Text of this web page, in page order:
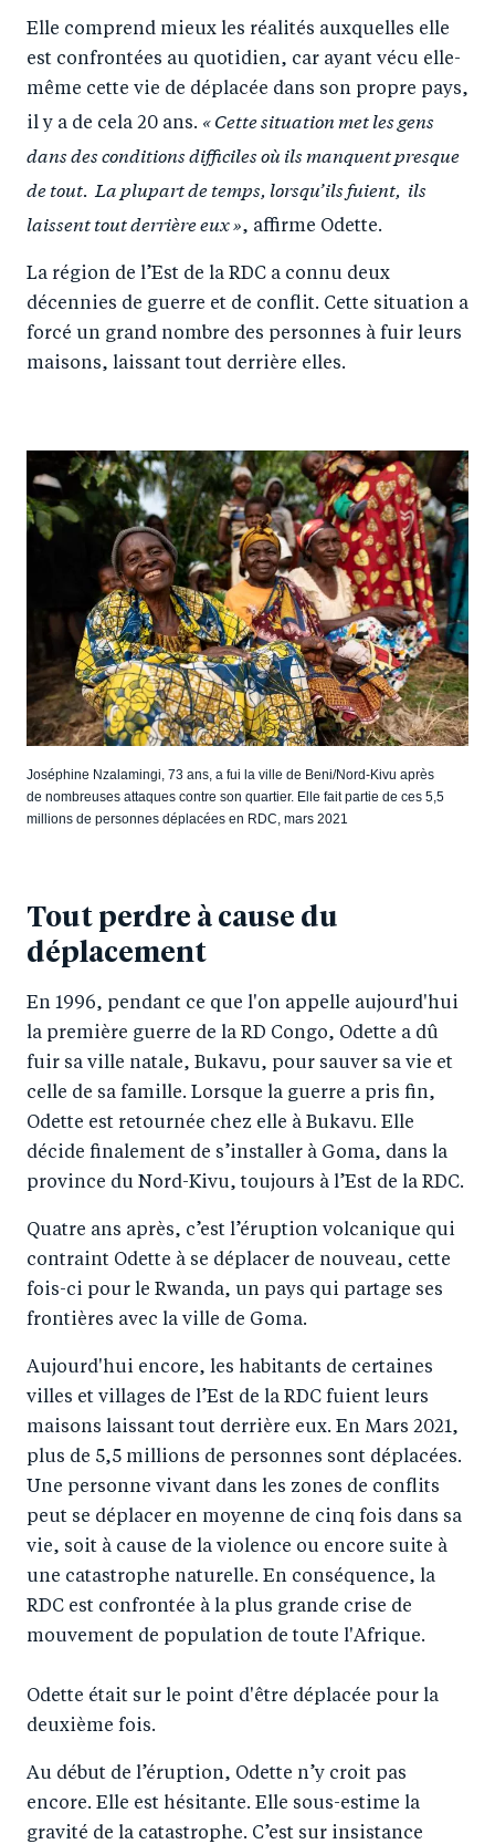
Elle comprend mieux les réalités auxquelles elle
est confrontées au quotidien, car ayant vécu elle-
même cette vie de déplacée dans son propre pays,
il y a de cela 20 ans. « Cette situation met les gens
dans des conditions difficiles où ils manquent presque
de tout. La plupart de temps, lorsqu’ils fuient, ils
laissent tout derrière eux », affirme Odette.
La région de l’Est de la RDC a connu deux
décennies de guerre et de conflit. Cette situation a
forcé un grand nombre des personnes à fuir leurs
maisons, laissant tout derrière elles.
Joséphine Nzalamingi, 73 ans, a fui la ville de Beni/Nord-Kivu après
de nombreuses attaques contre son quartier. Elle fait partie de ces 5,5
millions de personnes déplacées en RDC, mars 2021
Tout perdre à cause du
déplacement
En 1996, pendant ce que l'on appelle aujourd'hui
la première guerre de la RD Congo, Odette a dû
fuir sa ville natale, Bukavu, pour sauver sa vie et
celle de sa famille. Lorsque la guerre a pris fin,
Odette est retournée chez elle à Bukavu. Elle
décide finalement de s’installer à Goma, dans la
province du Nord-Kivu, toujours à l’Est de la RDC.
Quatre ans après, c’est l’éruption volcanique qui
contraint Odette à se déplacer de nouveau, cette
fois-ci pour le Rwanda, un pays qui partage ses
frontières avec la ville de Goma.
Aujourd'hui encore, les habitants de certaines
villes et villages de l’Est de la RDC fuient leurs
maisons laissant tout derrière eux. En Mars 2021,
plus de 5,5 millions de personnes sont déplacées.
Une personne vivant dans les zones de conflits
peut se déplacer en moyenne de cinq fois dans sa
vie, soit à cause de la violence ou encore suite à
une catastrophe naturelle. En conséquence, la
RDC est confrontée à la plus grande crise de
mouvement de population de toute l'Afrique.
Odette était sur le point d'être déplacée pour la
deuxième fois.
Au début de l’éruption, Odette n’y croit pas
encore. Elle est hésitante. Elle sous-estime la
gravité de la catastrophe. C’est sur insistance